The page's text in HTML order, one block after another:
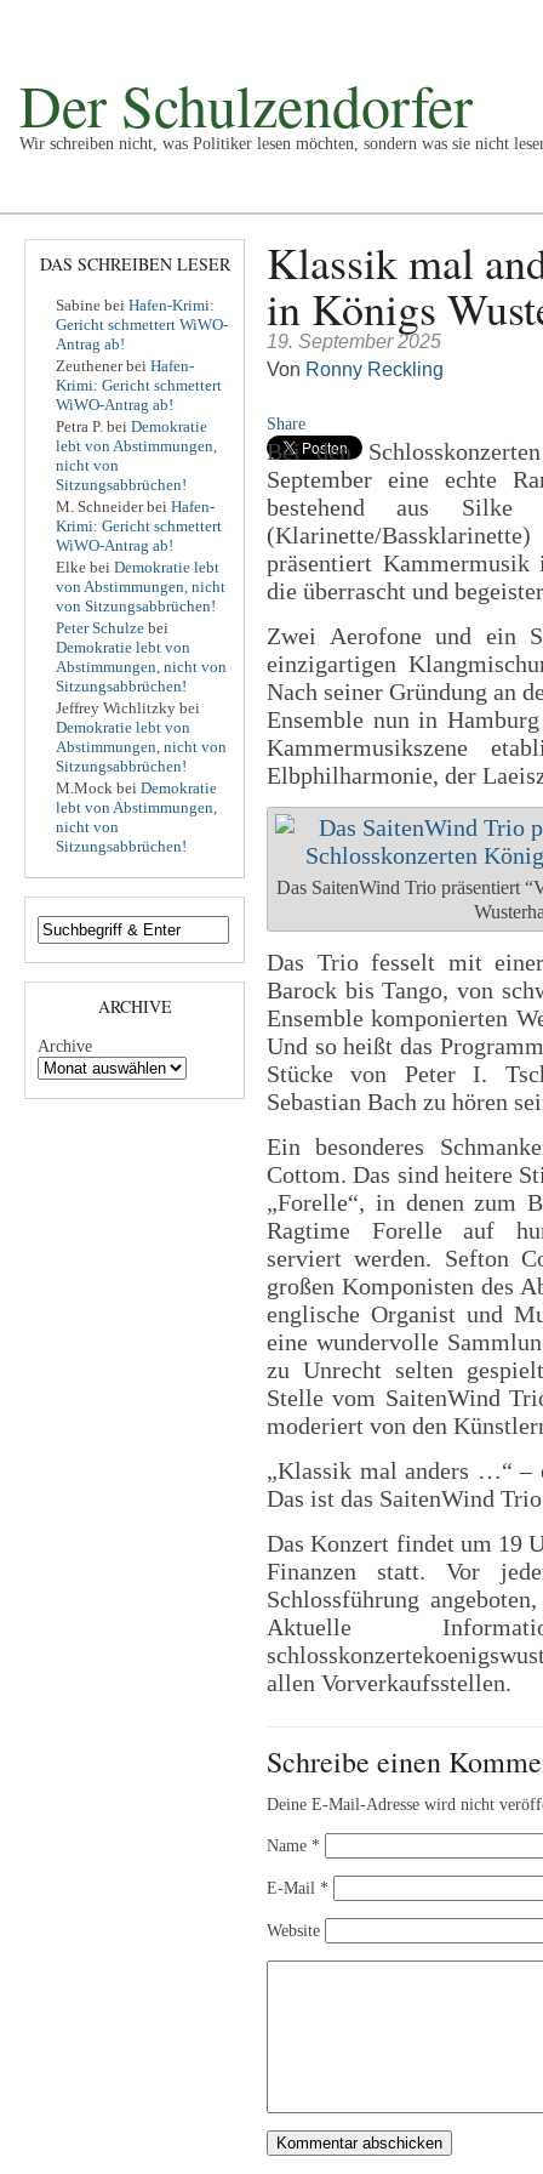
Der Schulzendorfer
Wir schreiben nicht, was Politiker lesen möchten, sondern was sie nicht
DAS SCHREIBEN LESER
Sabine bei Hafen-Krimi:
Gericht schmettert WiWO-
Antrag ab!
Zeuthenerbei Hafen-
Krimi: Gericht schmettert
WiWO-Antrag ab!
Petra P. bei Demokratie
lebt von Abstimmungen,
nicht von
Sitzungsabbrüchen!
M. Schneiderbei Hafen-
Krimi: Gericht schmettert
WiWO-Antrag ab!
Elke bei Demokratie lebt
von Abstimmungen, nicht
von Sitzungsabbrüchen!
Peter Schulze bei
Demokratie lebt von
Abstimmungen, nicht von
Sitzungsabbrüchen!
Jeffrey Wichlitzky bei
Demokratie lebt von
Abstimmungen, nicht von
Sitzungsabbrüchen!
M.Mock bei Demokratie
lebt von Abstimmungen,
nicht von
Sitzungsabbrüchen!
ARCHIVE
Archive
Klassik mal
in Königs
19. September 2025
Von Ronny Reckling
Share
Bei den
September eine echte
bestehend aus Silke
(Klarinette/
präsentiert Kammermusik
die überrascht und
Zwei Aerofone und ein
einzigartigen
Nach seiner Gründung an
Ensemble nun in
Kammermusikszene
Elbphilharmonie, der
Das SaitenWind Trio präsentiert
Das Trio fesselt mit einer
Barock bis Tango, von
Ensemble komponierten
Und so heißt das
Stücke von Peter I.
Sebastian Bach zu hören
Ein besonderes
Cottom. Das sind heitere
„Forelle“, in denen zum
Ragtime Forelle auf
serviert werden. Sefton
großen Komponisten des
englische Organist und
eine wundervolle
zu Unrecht selten
Stelle vom SaitenWind
moderiert von den
„Klassik mal anders …“
Das ist das SaitenWind
Das Konzert findet um 19
Finanzen statt. Vor
Schlossführung
Aktuelle
allen Vorverkaufsstellen.
Schreibe einen
Deine E-Mail-Adresse wird nicht
Name *
E-Mail *
Website